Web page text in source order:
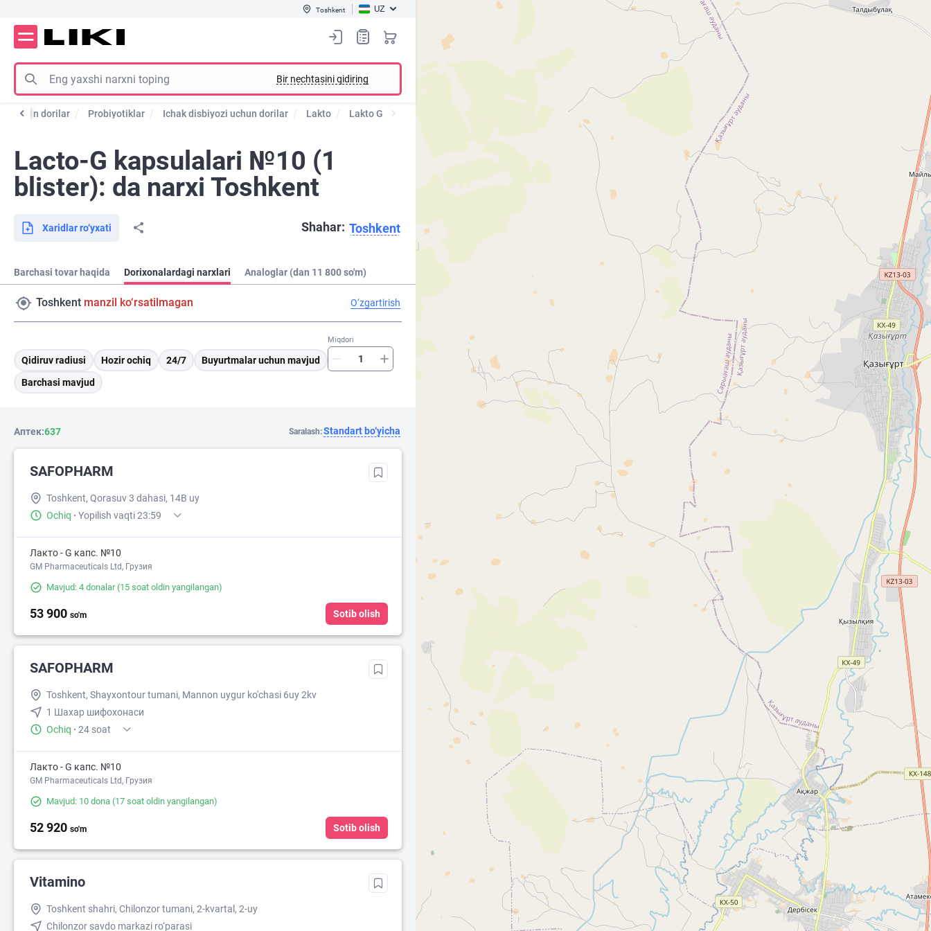
Toshkent UZ
Bir nechtasini qidiring
uchun dorilar Probiyotiklar Ichak disbiyozi uchun dorilar Lakto Lakto G
Lacto-G kapsulalari №10 (1
blister): da narxi Toshkent
Shahar: Toshkent
Xaridlar ro‘yxati
Barchasi tovar haqida Dorixonalardagi narxlari Analoglar (dan 11 800 so'm)
Toshkent manzil ko‘rsatilmagan O‘zgartirish
Qidiruv radiusi Hozir ochiq 24/7 Buyurtmalar uchun mavjud
Miqdori
Barchasi mavjud
Аптек:637 Saralash:Standart bo‘yicha
SAFOPHARM
Toshkent, Qorasuv 3 dahasi, 14B uy
Ochiq · Yopilish vaqti 23:59
Лакто - G капс. №10
GM Pharmaceuticals Ltd, Грузия
Mavjud: 4 donalar(15 soat oldin yangilangan)
53 900 so'm Sotib olish
SAFOPHARM
Toshkent, Shayxontour tumani, Mannon uygur ko'chasi 6uy 2kv
1 Шахар шифохонаси
Ochiq · 24 soat
Лакто - G капс. №10
GM Pharmaceuticals Ltd, Грузия
Mavjud: 10 dona (17 soat oldin yangilangan)
52 920 so'm Sotib olish
Vitamino
Toshkent shahri, Chilonzor tumani, 2-kvartal, 2-uy
Chilonzor savdo markazi ro‘parasi